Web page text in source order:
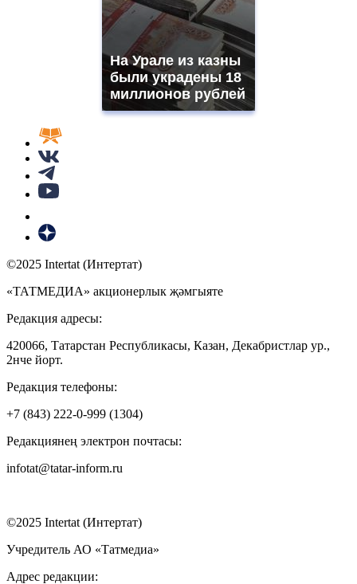
На Урале из казны
были украдены 18
миллионов рублей
©2025 Intertat (Интертат)
«ТАТМЕДИА» акционерлык җәмгыяте
Редакция адресы:
420066, Татарстан Республикасы, Казан, Декабристлар ур.,
2нче йорт.
Редакция телефоны:
+7 (843) 222-0-999 (1304)
Редакциянең электрон почтасы:
infotat@tatar-inform.ru
©2025 Intertat (Интертат)
Учредитель АО «Татмедиа»
Адрес редакции: